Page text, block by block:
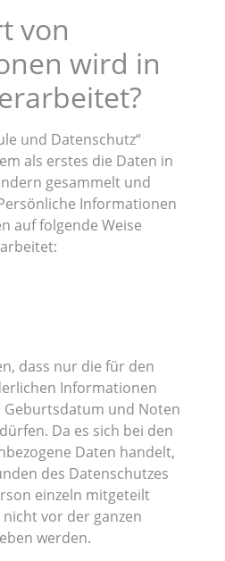
von
wird in
und Datenschutz“
als erstes die Daten in
gesammelt und
Informationen
auf folgende Weise
dass nur die für den
Informationen
Geburtsdatum und Noten
Da es sich bei den
Daten handelt,
des Datenschutzes
einzeln mitgeteilt
vor der ganzen
werden.